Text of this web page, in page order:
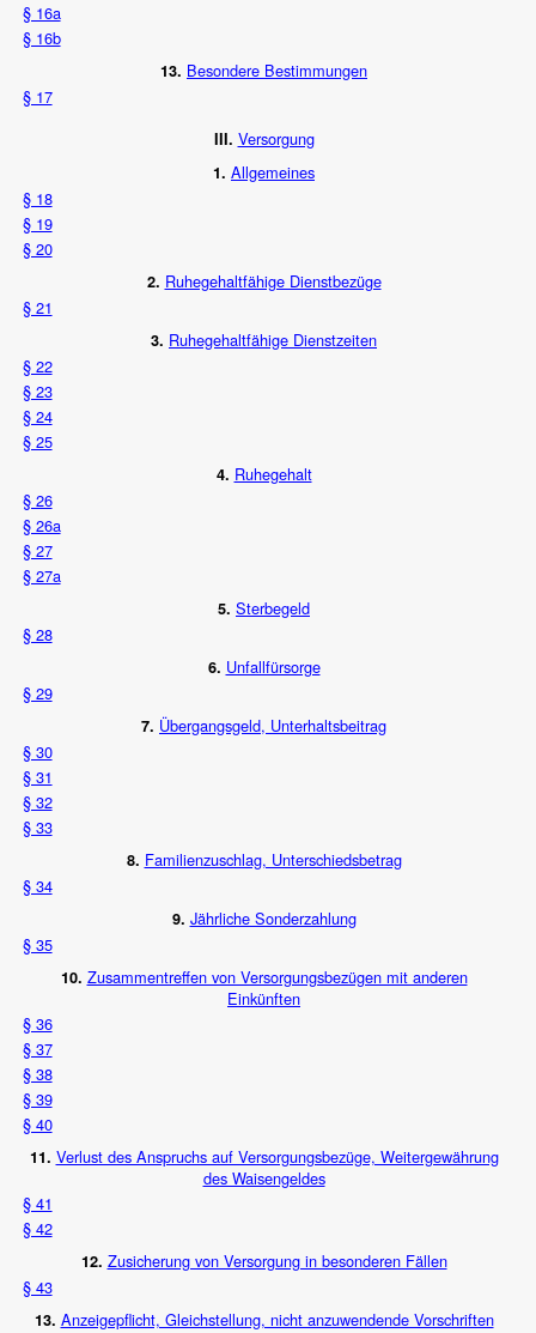
§ 16a
§ 16b
13. Besondere Bestimmungen
§ 17
III. Versorgung
1. Allgemeines
§ 18
§ 19
§ 20
2. Ruhegehaltfähige Dienstbezüge
§ 21
3. Ruhegehaltfähige Dienstzeiten
§ 22
§ 23
§ 24
§ 25
4. Ruhegehalt
§ 26
§ 26a
§ 27
§ 27a
5. Sterbegeld
§ 28
6. Unfallfürsorge
§ 29
7. Übergangsgeld, Unterhaltsbeitrag
§ 30
§ 31
§ 32
§ 33
8. Familienzuschlag, Unterschiedsbetrag
§ 34
9. Jährliche Sonderzahlung
§ 35
10. Zusammentreffen von Versorgungsbezügen mit anderen
Einkünften
§ 36
§ 37
§ 38
§ 39
§ 40
11. Verlust des Anspruchs auf Versorgungsbezüge, Weitergewährung
des Waisengeldes
§ 41
§ 42
12. Zusicherung von Versorgung in besonderen Fällen
§ 43
13. Anzeigepflicht, Gleichstellung, nicht anzuwendende Vorschriften